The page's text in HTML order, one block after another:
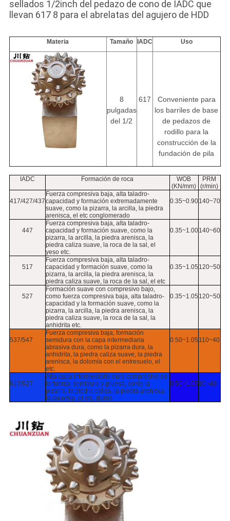
sellados 1/2inch del pedazo de cono de IADC que
llevan 617 8 para el abrelatas del agujero de HDD
Materia Tamaño IADC Uso
8
pulgadas
del 1/2
617
Conveniente para
los barriles de base
de pedazos de
rodillo para la
construcción de la
fundación de pila
IADC Formación de roca
WOB
(KN/mm)
PRM
(r/min)
417/427/437
Fuerza compresiva baja, alta taladro-
capacidad y formación extremadamente
suave, como la pizarra, la arcilla, la piedra
arenisca, el etc conglomerado
0.35~0.90140~70
447
Fuerza compresiva baja, alta taladro-
capacidad y formación suave, como la
pizarra, la arcilla, la piedra arenisca, la
piedra caliza suave, la roca de la sal, el
yeso etc.
0.35~1.00140~60
517
Fuerza compresiva baja, alta taladro-
capacidad y formación suave, como la
pizarra, la arcilla, la piedra arenisca, la
piedra caliza suave, la roca de la sal, el etc
0.35~1.05 120~50
527
Formación suave con compresivo bajo,
como fuerza compresiva baja, alta taladro-
capacidad y la formación suave, como la
pizarra, la arcilla, la piedra arenisca, la
piedra caliza suave, la roca de la sal, la
anhidrita etc.
0.35~1.05 120~50
537/547
Fuerza compresiva baja, formación
semidura con la capa intermediaria
abrasiva dura, como la pizarra dura, la
anhidrita, la piedra caliza suave, la piedra
arenisca, la dolomía con el entresuelo, el
etc.
0.50~1.05 110~40
617/627
Alta capa intermediaria dura compresiva de
la fuerza, semidura y gruesa, como la
pizarra, la piedra caliza, la piedra arenisca,
la dolomía, el etc. duros.
0.50~1.0580~40